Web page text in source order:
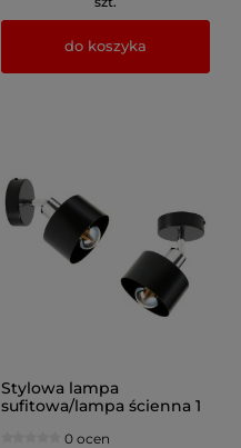
do koszyka
Stylowa lampa
sufitowa/lampa ścienna 1
0 ocen